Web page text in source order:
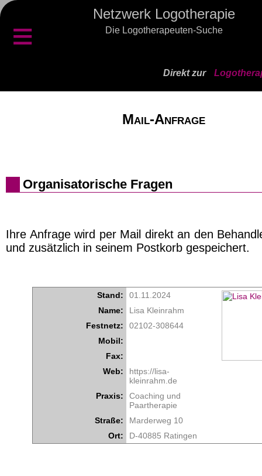
Netzwerk Logotherapie
Die Logotherapeuten-Suche
≡
Direkt zur
Mail-Anfrage
Organisatorische Fragen
Ihre Anfrage wird per Mail direkt an den
und zusätzlich in seinem Postkorb gespeichert.
Stand:
01.11.2024
Name:
Lisa Kleinrahm
Festnetz:
02102-308644
Mobil:
Fax:
Web:
https://lisa-
kleinrahm.de
Praxis:
Coaching und
Paartherapie
Straße:
Marderweg 10
Ort:
D-40885 Ratingen